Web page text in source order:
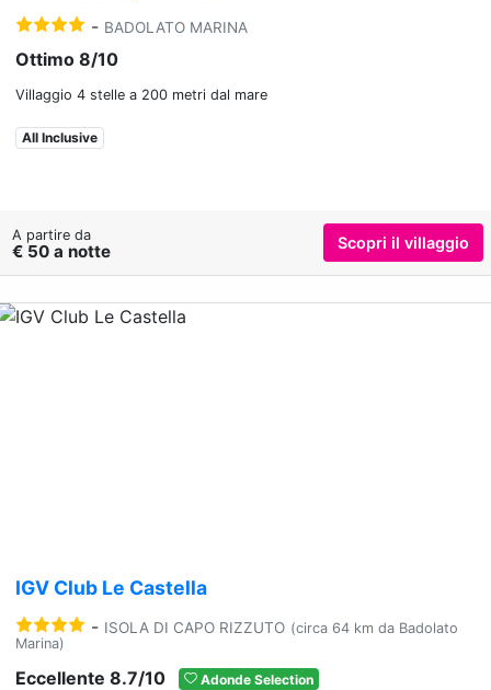
- BADOLATO MARINA
Ottimo 8/10
Villaggio 4 stelle a 200 metri dal mare
All Inclusive
A partire da
€ 50 a notte Scopri il villaggio
IGV Club Le Castella
- ISOLA DI CAPO RIZZUTO (circa 64 km da Badolato
Marina)
Eccellente 8.7/10 Adonde Selection